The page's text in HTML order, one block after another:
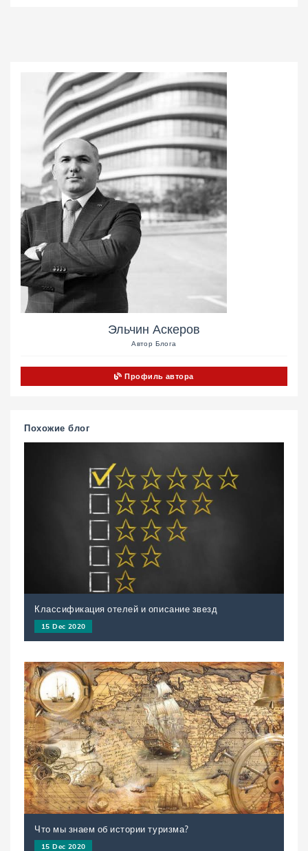
Эльчин Аскеров
Автор Блога
Профиль автора
Похожие блог
Классификация отелей и описание звезд
15 Dec 2020
Что мы знаем об истории туризма?
15 Dec 2020